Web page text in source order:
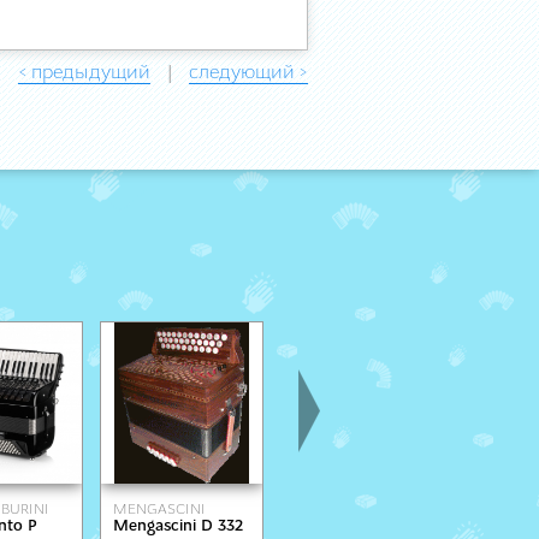
< предыдущий | следующий >
P
MENGASCINI
Mengascini D 332
VICTORIA
Peter